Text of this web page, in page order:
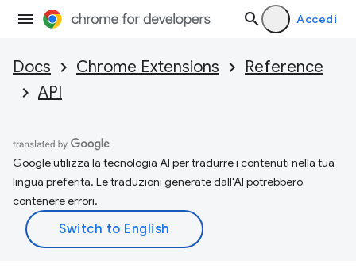
Accedi
Docs Chrome Extensions
Reference
API
Google utilizza la tecnologia AI per tradurre i contenuti nella tua
lingua preferita. Le traduzioni generate dall'AI potrebbero
contenere errori.